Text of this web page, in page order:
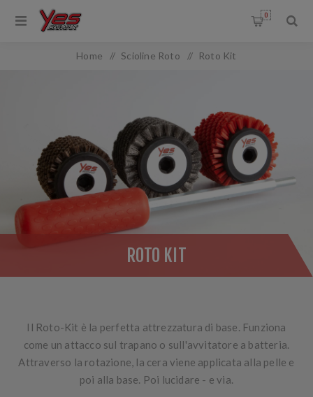
0
Home / Scioline Roto / Roto Kit
ROTO KIT
Il Roto-Kit è la perfetta attrezzatura di base. Funziona
come un attacco sul trapano o sull'avvitatore a batteria.
Attraverso la rotazione, la cera viene applicata alla pelle e
poi alla base. Poi lucidare - e via.